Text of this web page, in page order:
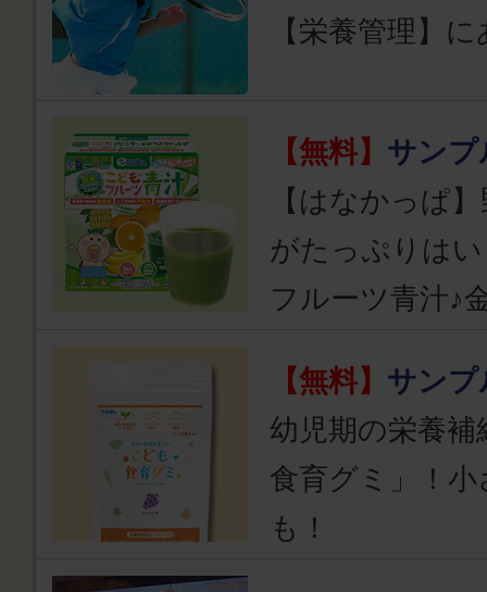
【栄養管理】
【無料】 サンプ
【はなかっぱ
がたっぷりは
フルーツ青汁♪
【無料】 サンプ
幼児期の栄養
食育グミ」！
も！